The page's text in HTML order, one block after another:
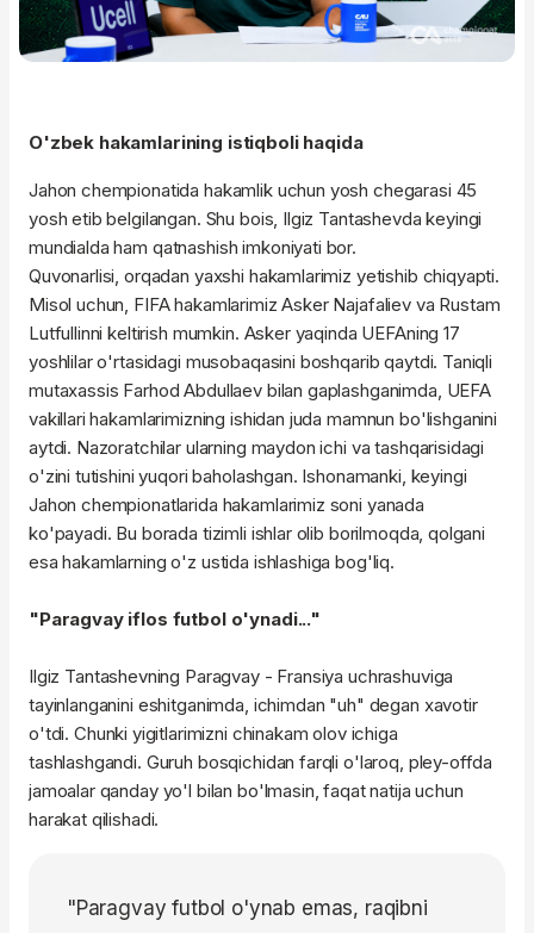
O'zbek hakamlarining istiqboli haqida
Jahon chempionatida hakamlik uchun yosh chegarasi 45
yosh etib belgilangan. Shu bois, Ilgiz Tantashevda keyingi
mundialda ham qatnashish imkoniyati bor.
Quvonarlisi, orqadan yaxshi hakamlarimiz yetishib chiqyapti.
Misol uchun, FIFA hakamlarimiz Asker Najafaliev va Rustam
Lutfullinni keltirish mumkin. Asker yaqinda UEFAning 17
yoshlilar o'rtasidagi musobaqasini boshqarib qaytdi. Taniqli
mutaxassis Farhod Abdullaev bilan gaplashganimda, UEFA
vakillari hakamlarimizning ishidan juda mamnun bo'lishganini
aytdi. Nazoratchilar ularning maydon ichi va tashqarisidagi
o'zini tutishini yuqori baholashgan. Ishonamanki, keyingi
Jahon chempionatlarida hakamlarimiz soni yanada
ko'payadi. Bu borada tizimli ishlar olib borilmoqda, qolgani
esa hakamlarning o'z ustida ishlashiga bog'liq.
"Paragvay iflos futbol o'ynadi..."
Ilgiz Tantashevning Paragvay - Fransiya uchrashuviga
tayinlanganini eshitganimda, ichimdan "uh" degan xavotir
o'tdi. Chunki yigitlarimizni chinakam olov ichiga
tashlashgandi. Guruh bosqichidan farqli o'laroq, pley-offda
jamoalar qanday yo'l bilan bo'lmasin, faqat natija uchun
harakat qilishadi.
"Paragvay futbol o'ynab emas, raqibni